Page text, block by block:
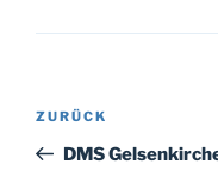
Vorheriger
Beitrag
ZURÜCK
DMS